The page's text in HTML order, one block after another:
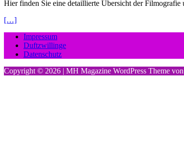
Hier finden Sie eine detaillierte Übersicht der Filmografie
[…]
Impressum
Duftzwillinge
Datenschutz
Copyright © 2026 | MH Magazine WordPress Theme von